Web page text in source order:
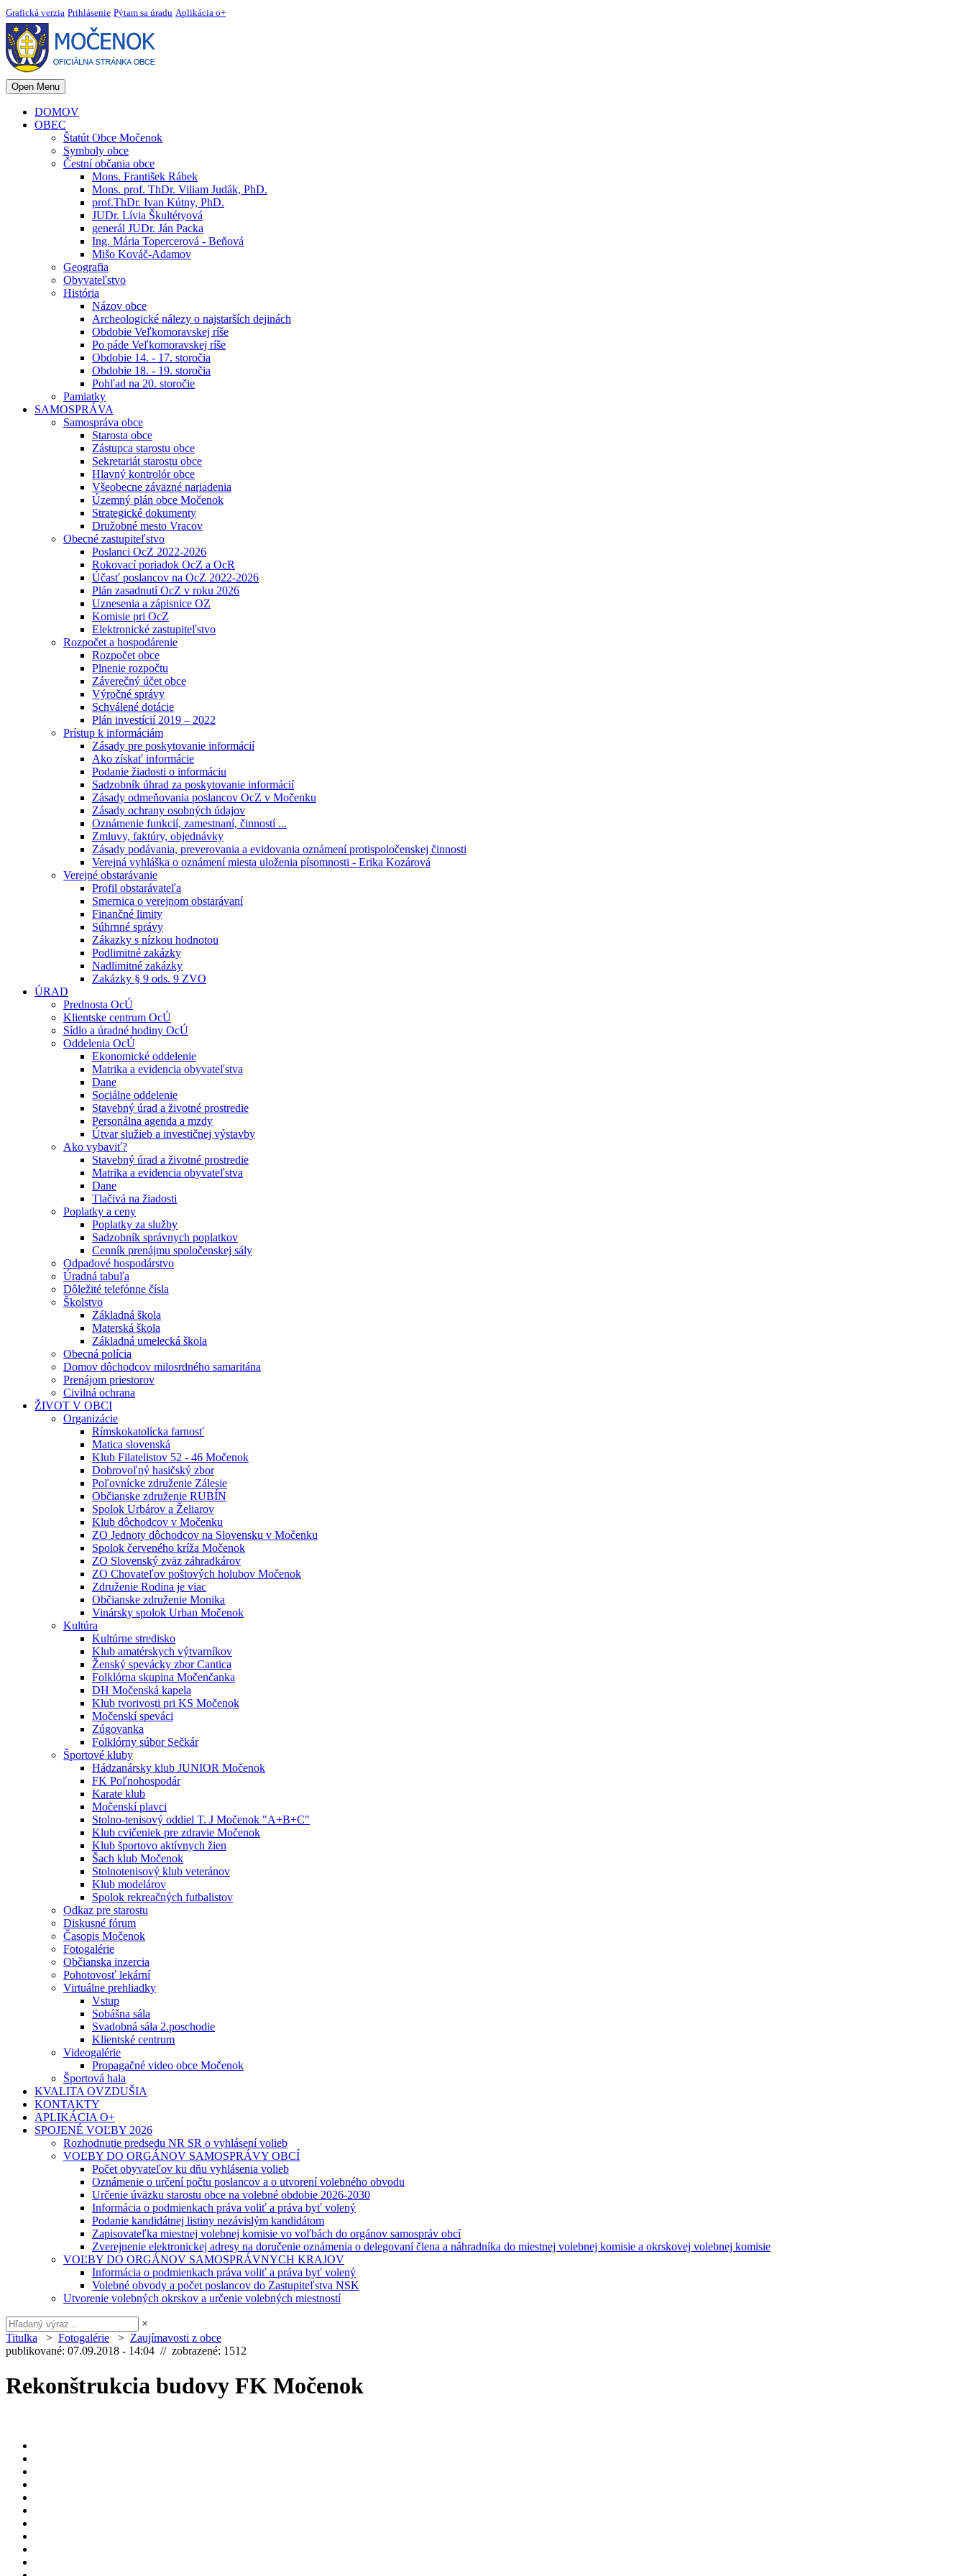
Grafická verzia Prihlásenie Pýtam sa úradu Aplikácia o+
Open Menu
DOMOV
OBEC
Štatút Obce Močenok
Symboly obce
Čestní občania obce
Mons. František Rábek
Mons. prof. ThDr. Viliam Judák, PhD.
prof.ThDr. Ivan Kútny, PhD.
JUDr. Lívia Škultétyová
generál JUDr. Ján Packa
Ing. Mária Topercerová - Beňová
Mišo Kováč-Adamov
Geografia
Obyvateľstvo
História
Názov obce
Archeologické nálezy o najstarších dejinách
Obdobie Veľkomoravskej ríše
Po páde Veľkomoravskej ríše
Obdobie 14. - 17. storočia
Obdobie 18. - 19. storočia
Pohľad na 20. storočie
Pamiatky
SAMOSPRÁVA
Samospráva obce
Starosta obce
Zástupca starostu obce
Sekretariát starostu obce
Hlavný kontrolór obce
Všeobecne záväzné nariadenia
Územný plán obce Močenok
Strategické dokumenty
Družobné mesto Vracov
Obecné zastupiteľstvo
Poslanci OcZ 2022-2026
Rokovací poriadok OcZ a OcR
Účasť poslancov na OcZ 2022-2026
Plán zasadnutí OcZ v roku 2026
Uznesenia a zápisnice OZ
Komisie pri OcZ
Elektronické zastupiteľstvo
Rozpočet a hospodárenie
Rozpočet obce
Plnenie rozpočtu
Záverečný účet obce
Výročné správy
Schválené dotácie
Plán investícií 2019 – 2022
Prístup k informáciám
Zásady pre poskytovanie informácií
Ako získať informácie
Podanie žiadosti o informáciu
Sadzobník úhrad za poskytovanie informácií
Zásady odmeňovania poslancov OcZ v Močenku
Zásady ochrany osobných údajov
Oznámenie funkcií, zamestnaní, činností ...
Zmluvy, faktúry, objednávky
Zásady podávania, preverovania a evidovania oznámení protispoločenskej činnosti
Verejná vyhláška o oznámení miesta uloženia písomnosti - Erika Kozárová
Verejné obstarávanie
Profil obstarávateľa
Smernica o verejnom obstarávaní
Finančné limity
Súhrnné správy
Zákazky s nízkou hodnotou
Podlimitné zakázky
Nadlimitné zakázky
Zakázky § 9 ods. 9 ZVO
ÚRAD
Prednosta OcÚ
Klientske centrum OcÚ
Sídlo a úradné hodiny OcÚ
Oddelenia OcÚ
Ekonomické oddelenie
Matrika a evidencia obyvateľstva
Dane
Sociálne oddelenie
Stavebný úrad a životné prostredie
Personálna agenda a mzdy
Útvar služieb a investičnej výstavby
Ako vybaviť?
Stavebný úrad a životné prostredie
Matrika a evidencia obyvateľstva
Dane
Tlačivá na žiadosti
Poplatky a ceny
Poplatky za služby
Sadzobník správnych poplatkov
Cenník prenájmu spoločenskej sály
Odpadové hospodárstvo
Úradná tabuľa
Dôležité telefónne čísla
Školstvo
Základná škola
Materská škola
Základná umelecká škola
Obecná polícia
Domov dôchodcov milosrdného samaritána
Prenájom priestorov
Civilná ochrana
ŽIVOT V OBCI
Organizácie
Rímskokatolícka farnosť
Matica slovenská
Klub Filatelistov 52 - 46 Močenok
Dobrovoľný hasičský zbor
Poľovnícke združenie Zálesie
Občianske združenie RUBÍN
Spolok Urbárov a Želiarov
Klub dôchodcov v Močenku
ZO Jednoty dôchodcov na Slovensku v Močenku
Spolok červeného kríža Močenok
ZO Slovenský zväz záhradkárov
ZO Chovateľov poštových holubov Močenok
Združenie Rodina je viac
Občianske združenie Monika
Vinársky spolok Urban Močenok
Kultúra
Kultúrne stredisko
Klub amatérskych výtvarníkov
Ženský spevácky zbor Cantica
Folklórna skupina Močenčanka
DH Močenská kapela
Klub tvorivosti pri KS Močenok
Močenskí speváci
Zúgovanka
Folklórny súbor Sečkár
Športové kluby
Hádzanársky klub JUNIOR Močenok
FK Poľnohospodár
Karate klub
Močenskí plavci
Stolno-tenisový oddiel T. J Močenok "A+B+C"
Klub cvičeniek pre zdravie Močenok
Klub športovo aktívnych žien
Šach klub Močenok
Stolnotenisový klub veteránov
Klub modelárov
Spolok rekreačných futbalistov
Odkaz pre starostu
Diskusné fórum
Časopis Močenok
Fotogalérie
Občianska inzercia
Pohotovosť lekární
Virtuálne prehliadky
Vstup
Sobášna sála
Svadobná sála 2.poschodie
Klientské centrum
Videogalérie
Propagačné video obce Močenok
Športová hala
KVALITA OVZDUŠIA
KONTAKTY
APLIKÁCIA O+
SPOJENÉ VOĽBY 2026
Rozhodnutie predsedu NR SR o vyhlásení volieb
VOĽBY DO ORGÁNOV SAMOSPRÁVY OBCÍ
Počet obyvateľov ku dňu vyhlásenia volieb
Oznámenie o určení počtu poslancov a o utvorení volebného obvodu
Určenie úväzku starostu obce na volebné obdobie 2026-2030
Informácia o podmienkach práva voliť a práva byť volený
Podanie kandidátnej listiny nezávislým kandidátom
Zapisovateľka miestnej volebnej komisie vo voľbách do orgánov samospráv obcí
Zverejnenie elektronickej adresy na doručenie oznámenia o delegovaní člena a náhradníka do miestnej volebnej komisie a okrskovej volebnej komisie
VOĽBY DO ORGÁNOV SAMOSPRÁVNYCH KRAJOV
Informácia o podmienkach práva voliť a práva byť volený
Volebné obvody a počet poslancov do Zastupiteľstva NSK
Utvorenie volebných okrskov a určenie volebných miestností
×
Titulka > Fotogalérie > Zaujímavosti z obce
publikované: 07.09.2018 - 14:04 // zobrazené: 1512
Rekonštrukcia budovy FK Močenok